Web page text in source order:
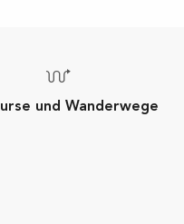
und Wanderwege